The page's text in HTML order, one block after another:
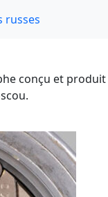
russes
conçu et produit